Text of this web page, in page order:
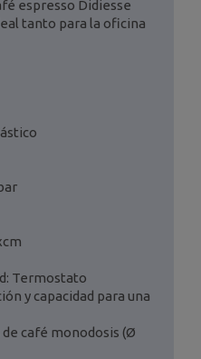
espresso Didiesse
tanto para la oficina
Termostato
y capacidad para una
café monodosis (Ø